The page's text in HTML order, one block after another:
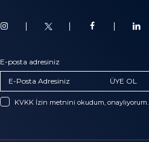
E-posta adresiniz
ÜYE OL
KVKK İzin metnini okudum, onaylıyorum.